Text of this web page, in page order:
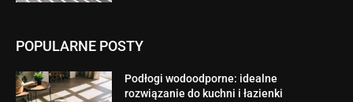
POPULARNE POSTY
Podłogi wodoodporne: idealne
rozwiązanie do kuchni i łazienki